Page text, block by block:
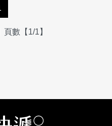
數【1/1】